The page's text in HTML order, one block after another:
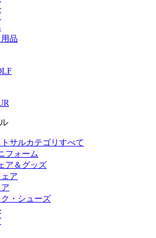
品
サルカテゴリすべて
フォーム
ア＆グッズ
ア
・シューズ